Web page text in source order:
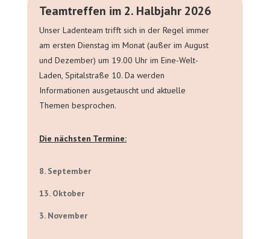
Teamtreffen im 2. Halbjahr 2026
Unser Ladenteam trifft sich in der Regel immer
am ersten Dienstag im Monat (außer im August
und Dezember) um 19.00 Uhr im Eine-Welt-
Laden, Spitalstraße 10. Da werden
Informationen ausgetauscht und aktuelle
Themen besprochen.
Die nächsten Termine:
8. September
13. Oktober
3. November